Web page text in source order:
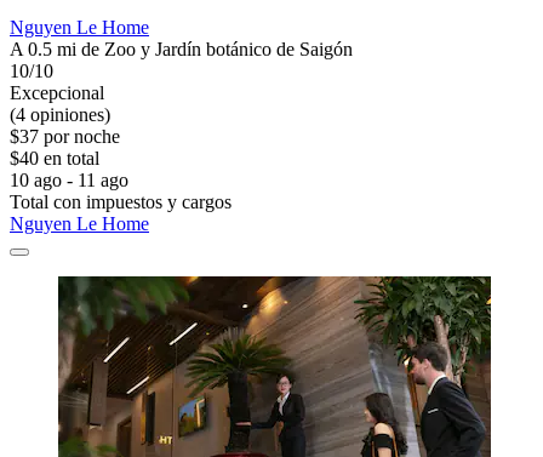
Nguyen Le Home
A 0.5 mi de Zoo y Jardín botánico de Saigón
10/10
Excepcional
(4 opiniones)
$37 por noche
$40 en total
10 ago - 11 ago
Total con impuestos y cargos
Nguyen Le Home